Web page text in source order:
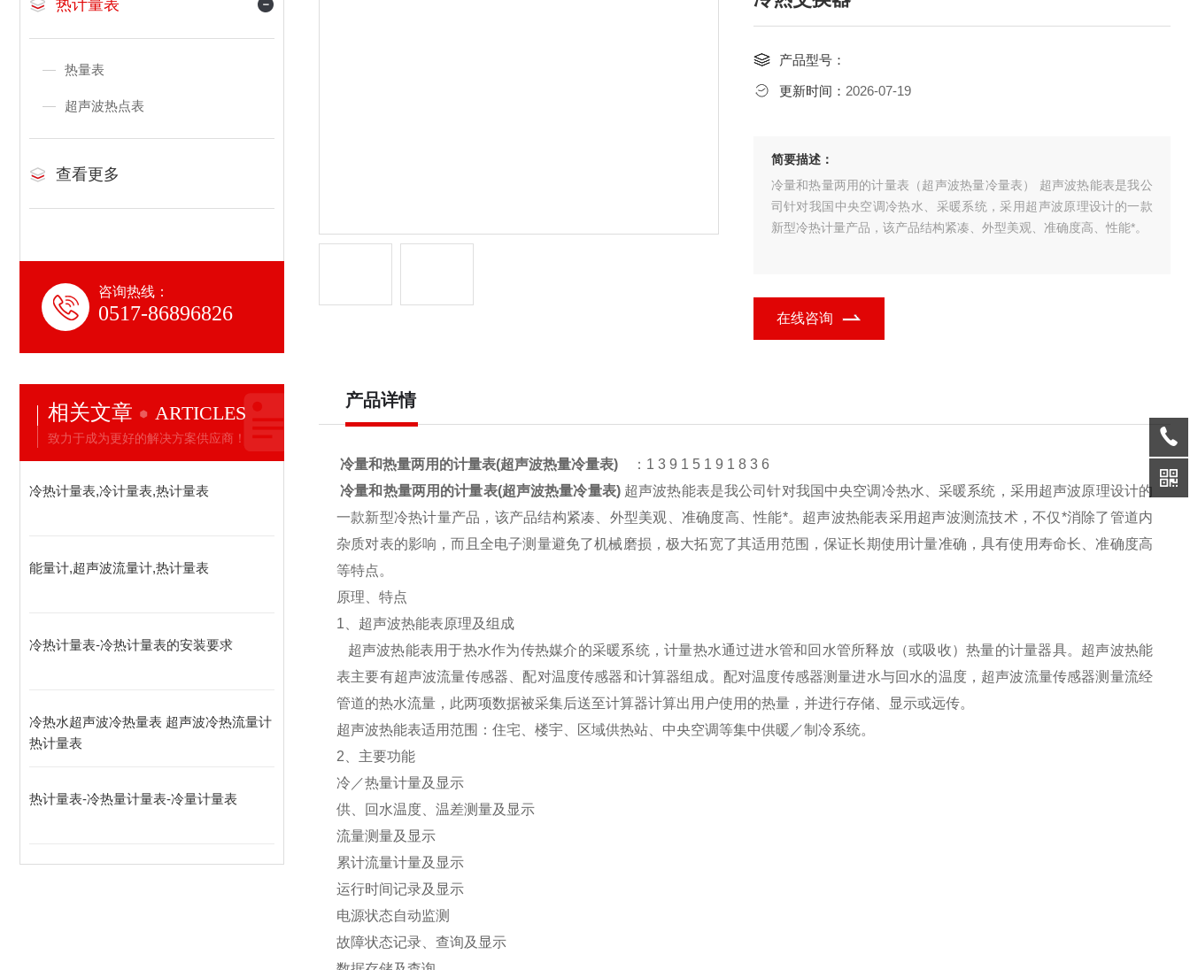
热计量表
热量表
超声波热点表
查看更多
咨询热线：
0517-86896826
相关文章 ARTICLES
致力于成为更好的解决方案供应商！
冷热计量表,冷计量表,热计量表
能量计,超声波流量计,热计量表
冷热计量表-冷热计量表的安装要求
冷热水超声波冷热量表 超声波冷热流量计
热计量表
热计量表-冷热量计量表-冷量计量表
产品型号：
更新时间： 2026-07-19
简要描述：
冷量和热量两用的计量表（超声波热量冷量表） 超声波热能表是我公
司针对我国中央空调冷热水、采暖系统，采用超声波原理设计的一款
新型冷热计量产品，该产品结构紧凑、外型美观、准确度高、性能*。
在线咨询
产品详情
冷量和热量两用的计量表(超声波热量冷量表) ：1 3 9 1 5 1 9 1 8 3 6
冷量和热量两用的计量表(超声波热量冷量表)超声波热能表是我公司针对我国中央空调冷热水、采暖系统，采用超声波原理设计的
一款新型冷热计量产品，该产品结构紧凑、外型美观、准确度高、性能*。超声波热能表采用超声波测流技术，不仅*消除了管道内
杂质对表的影响，而且全电子测量避免了机械磨损，极大拓宽了其适用范围，保证长期使用计量准确，具有使用寿命长、准确度高
等特点。
原理、特点
1、超声波热能表原理及组成
超声波热能表用于热水作为传热媒介的采暖系统，计量热水通过进水管和回水管所释放（或吸收）热量的计量器具。超声波热能
表主要有超声波流量传感器、配对温度传感器和计算器组成。配对温度传感器测量进水与回水的温度，超声波流量传感器测量流经
管道的热水流量，此两项数据被采集后送至计算器计算出用户使用的热量，并进行存储、显示或远传。
超声波热能表适用范围：住宅、楼宇、区域供热站、中央空调等集中供暖／制冷系统。
2、主要功能
冷／热量计量及显示
供、回水温度、温差测量及显示
流量测量及显示
累计流量计量及显示
运行时间记录及显示
电源状态自动监测
故障状态记录、查询及显示